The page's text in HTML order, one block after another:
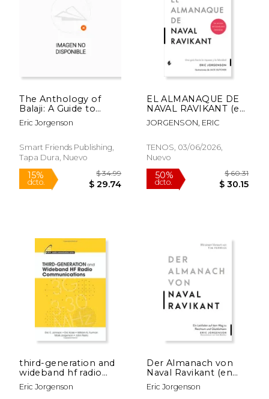
dcto.
The Anthology of
Balaji: A Guide to
Technology, Truth,
and Building the
Eric Jorgenson
Smart Friends Publishing,
Tapa Dura, Nuevo
15%
EL ALMANAQUE DE
NAVAL RAVIKANT (en
Castellano)
JORGENSON, ERIC
TENOS, 03/06/2026,
Nuevo
50%
third-generation and
wideband hf radio
communications
Eric Jorgenson
Der Almanach von
Naval Ravikant (en
Alemán)
Eric Jorgenson